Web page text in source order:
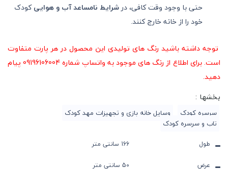
حتی با وجود وقت کافی، در شرایط نامساعد آب و هوایی کودک
خود را از خانه خارج کنند.
توجه داشته باشید رنگ های تولیدی این محصول در هر پارت متفاوت
است. برای اطلاع از رنگ های موجود به واتساپ شماره 09196106004 پیام
دهید.
بخشها :
سرسره کودک
وسایل خانه بازی و تجهیزات مهد کودک
تاب و سرسره کودک
طول
166 سانتی متر
عرض
50 سانتی متر